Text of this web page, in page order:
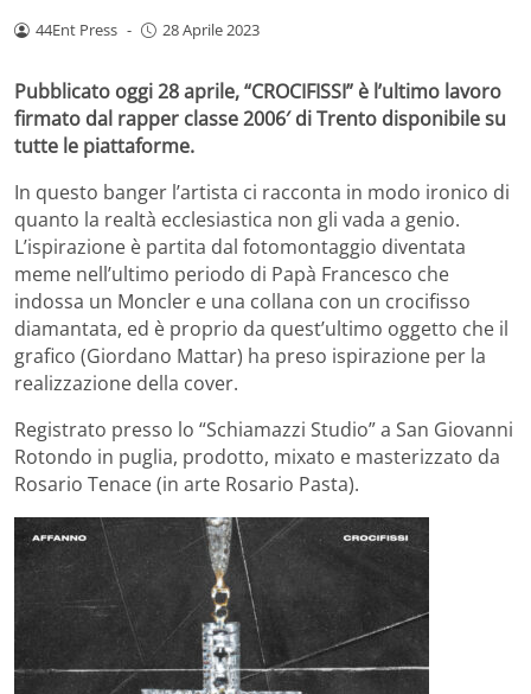
44Ent Press - 28 Aprile 2023
Pubblicato oggi 28 aprile, “CROCIFISSI” è l’ultimo lavoro
firmato dal rapper classe 2006′ di Trento disponibile su
tutte le piattaforme.
In questo banger l’artista ci racconta in modo ironico di
quanto la realtà ecclesiastica non gli vada a genio.
L’ispirazione è partita dal fotomontaggio diventata
meme nell’ultimo periodo di Papà Francesco che
indossa un Moncler e una collana con un crocifisso
diamantata, ed è proprio da quest’ultimo oggetto che il
grafico (Giordano Mattar) ha preso ispirazione per la
realizzazione della cover.
Registrato presso lo “Schiamazzi Studio” a San Giovanni
Rotondo in puglia, prodotto, mixato e masterizzato da
Rosario Tenace (in arte Rosario Pasta).